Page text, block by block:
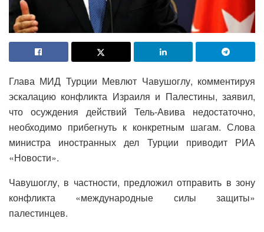
Глава МИД Турции Мевлют Чавушоглу, комментируя
эскалацию конфликта Израиля и Палестины, заявил,
что осуждения действий Тель-Авива недостаточно,
необходимо прибегнуть к конкретным шагам. Слова
министра иностранных дел Турции приводит РИА
«Новости».
Чавушоглу, в частности, предложил отправить в зону
конфликта «международные силы защиты»
палестинцев.